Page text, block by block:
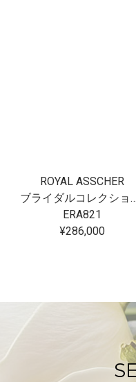
ROYAL ASSCHER
ブライダルコレクション フロリアード
ERA821
¥286,000